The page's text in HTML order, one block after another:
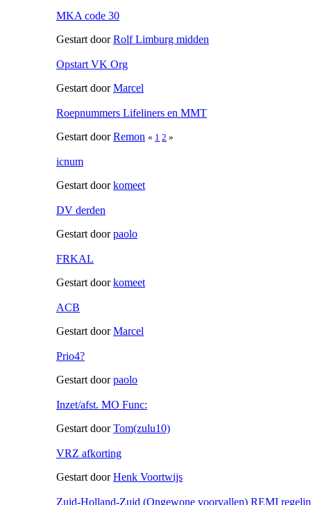
MKA code 30
Gestart doorRolf Limburg midden
Opstart VK Org
Gestart doorMarcel
Roepnummers Lifeliners en MMT
Gestart doorRemon « 1 2 »
icnum
Gestart doorkomeet
DV derden
Gestart doorpaolo
FRKAL
Gestart doorkomeet
ACB
Gestart doorMarcel
Prio4?
Gestart doorpaolo
Inzet/afst. MO Func:
Gestart doorTom(zulu10)
VRZ afkorting
Gestart doorHenk Voortwijs
Zuid-Holland-Zuid (Ongewone voorvallen) REMI